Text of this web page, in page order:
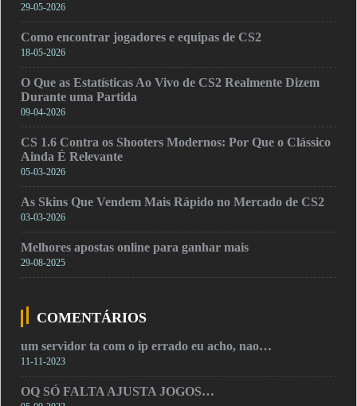
29-05-2026
Como encontrar jogadores e equipas de CS2
18-05-2026
O Que as Estatísticas Ao Vivo de CS2 Realmente Dizem
Durante uma Partida
09-04-2026
CS 1.6 Contra os Shooters Modernos: Por Que o Clássico
Ainda É Relevante
05-03-2026
As Skins Que Vendem Mais Rápido no Mercado de CS2
03-03-2026
Melhores apostas online para ganhar mais
29-08-2025
COMENTÁRIOS
um servidor ta com o ip errado eu acho, nao…
11-11-2023
OQ SÓ FALTA AJUSTA JOGOS…